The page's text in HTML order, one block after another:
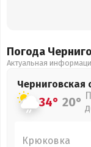
Погода
Актуальная
Черниговская
34° 20°
Крюковка